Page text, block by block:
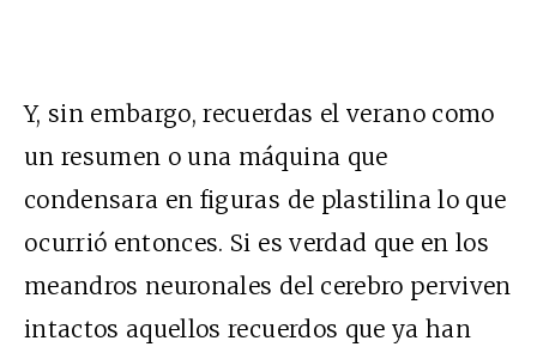
Y, sin embargo, recuerdas el verano como
un resumen o una máquina que
condensara en figuras de plastilina lo que
ocurrió entonces. Si es verdad que en los
meandros neuronales del cerebro perviven
intactos aquellos recuerdos que ya han